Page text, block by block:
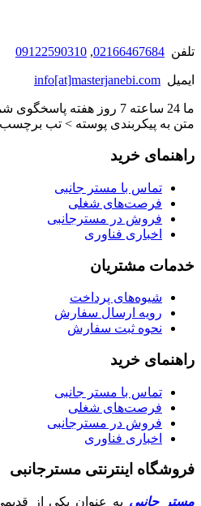
تلفن 02166467684
,
09122590310
ایمیل info[at]masterjanebi.com
ما 24 ساعته 7 روز هفته
متن به پیکربندی پوسته > تب
راهنمای خرید
تماس با مستر جانبی
فرصت‌های شغلی
فروش در مسترجانبی
اخباری فناوری
خدمات مشتریان
شیوه‌های پرداخت
رویه ارسال سفارش
نحوه ثبت سفارش
راهنمای خرید
تماس با مستر جانبی
فرصت‌های شغلی
فروش در مسترجانبی
اخباری فناوری
فروشگاه اینترنتی مسترجانبی
مستر جانبی به عنوان یکی از